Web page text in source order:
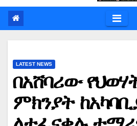
LATEST NEWS
በአሸባሪው
ምክንያት